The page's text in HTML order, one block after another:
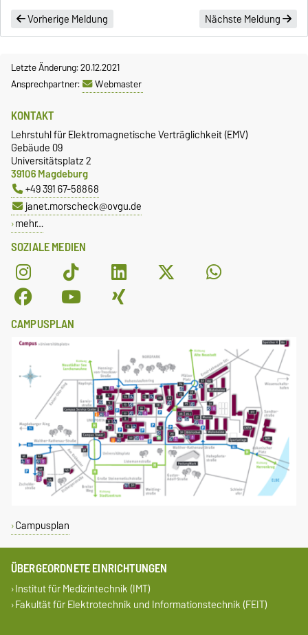
Vorherige Meldung
Nächste Meldung
Letzte Änderung: 20.12.2021
Ansprechpartner:
Webmaster
SOZIALE MEDIEN
KONTAKT
Lehrstuhl für Elektromagnetische Verträglichkeit (EMV)
Gebäude 09
Universitätsplatz 2
39106 Magdeburg
+49 391 67-58868
janet.morscheck@ovgu.de
mehr…
CAMPUSPLAN
Campusplan
ÜBERGEORDNETE EINRICHTUNGEN
Institut für Medizintechnik (IMT)
Fakultät für Elektrotechnik und Informationstechnik (FEIT)